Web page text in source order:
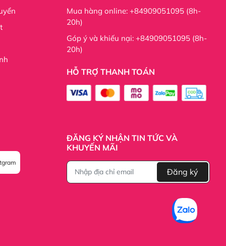
ngước, quý khách hàng có thể tìm thông tin sản
Mua hàng online: +84909051095 (8h-
20h)
Góp ý và khiếu nại: +84909051095 (8h-
20h)
HỖ TRỢ THANH TOÁN
ĐĂNG KÝ NHẬN TIN TỨC VÀ
KHUYẾN MÃI
Đăng ký